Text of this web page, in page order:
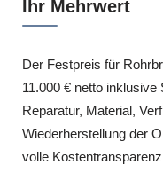
Ihr Mehrwert
Der Festpreis für
11.000 € netto inklusive
Reparatur, Material,
Wiederherstellung der
volle